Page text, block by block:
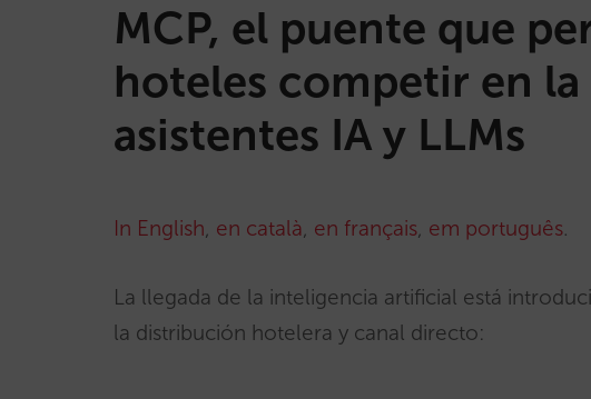
MCP, el puente que
hoteles competir en la
asistentes IA y LLMs
In English, en català, en français, em português.
La llegada de la inteligencia artificial está
la distribución hotelera y canal directo: